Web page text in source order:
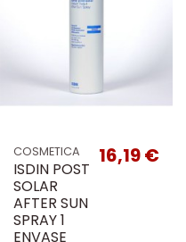
COSMETICA
ISDIN POST
SOLAR
AFTER SUN
SPRAY 1
ENVASE
16,19 €